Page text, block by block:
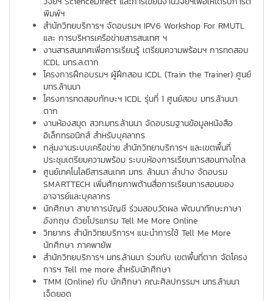
พิมพ์ฯ
สำนักวิทยบริการฯ จัดอบรมฯ IPV6 Workshop For RMUTL
และ การบริหารเครือข่ายสารสนเทศ ฯ
งานสารสนเทศเพื่อการเรียนรู้ เตรียมความพร้อมฯ การทดสอบ
ICDL มทร.ล.ตาก
โครงการฝึกอบรมฯ ผู้ฝึกสอน ICDL (Train the Trainer) ศูนย์
มทร.ล้านนา
โครงการทดสอบทักษะฯ ICDL รุ่นที่ 1 ศูนย์สอบ มทร.ล้านนา
ตาก
งานห้องสมุด สวท.มทร.ล้านนา จัดอบรมฐานข้อมูลหนังสือ
อิเล็กทรอนิกส์ สำหรับบุคลากร
กลุ่มงานระบบเครือข่าย สำนักวิทยาบริการฯ และเขตพื้นที่
ประชุมเตรียมความพร้อม ระบบห้องการเรียนการสอนทางไกล
ศูนย์เทคโนโลยีสารสนเทศ มทร. ล้านนา ลำปาง จัดอบรม
SMARTTECH เพิ่มศักยภาพด้านสื่อการเรียนการสอนของ
อาจารย์และบุคลากร
นักศึกษา สาขาการบัญชี ร่วมสอบวัดผล พัฒนาทักษะภาษา
อังกฤษ ด้วยโปรแกรม Tell Me More Online
วิทยากร สำนักวิทยบริการฯ แนะนำการใช้ Tell Me More
นักศึกษา ภาคพายัพ
สำนักวิทยบริการฯ มทร.ล้านนา ร่วมกับ เขตพื้นที่ตาก จัดโครง
การฯ Tell me more สำหรับนักศึกษา
TMM (Online) กับ นักศึกษา คณะศิลปกรรมฯ มทร.ล้านนา
เจ็ดยอด